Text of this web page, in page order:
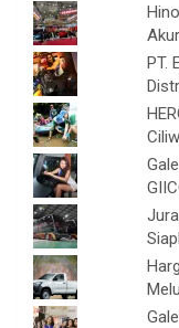
PT.